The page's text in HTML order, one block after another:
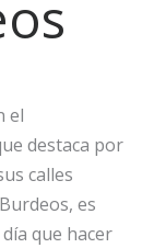
el
destaca por
calles
es
que hacer